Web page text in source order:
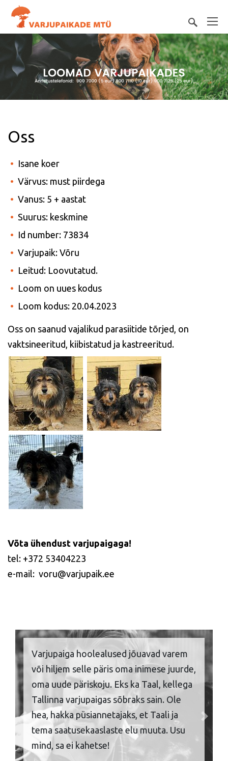
Oss
Isane koer
Värvus: must piirdega
Vanus: 5 + aastat
Suurus: keskmine
Id number: 73834
Varjupaik: Võru
Leitud: Loovutatud.
Loom on uues kodus
Loom kodus: 20.04.2023
Oss on saanud vajalikud parasiitide tõrjed, on
vaktsineeritud, kiibistatud ja kastreeritud.
Võta ühendust varjupaigaga!
tel: +372 53404223
e-mail: voru@varjupaik.ee
Varjupaiga hoolealused jõuavad varem
või hiljem selle päris oma inimese juurde,
oma uude päriskoju. Eks ka Taal, kellega
Tallinna varjupaigas sõbraks sain. Ole
hea, hakka püsiannetajaks, et Taali ja
tema saatusekaaslaste elu muuta. Usu
mind, sa ei kahetse!
Previous Next